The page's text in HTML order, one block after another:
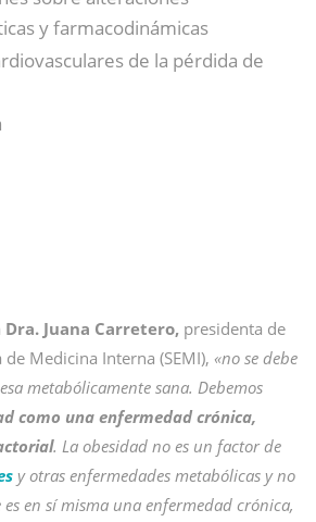
y farmacodinámicas
de la pérdida de
Dra. Juana Carretero, presidenta de
de Medicina Interna (SEMI), «no se debe
metabólicamente sana. Debemos
como una enfermedad crónica,
. La obesidad no es un factor de
y otras enfermedades metabólicas y no
en sí misma una enfermedad crónica,